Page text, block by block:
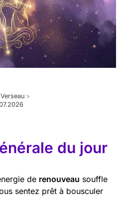
>
du jour
de renouveau souffle
sentez prêt à bousculer